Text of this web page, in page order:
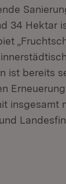
34 Hektar
ist bereits
insgesamt